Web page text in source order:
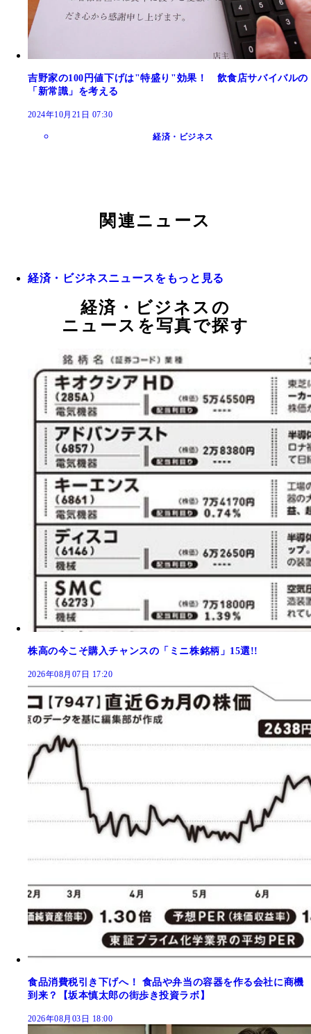
吉野家の100円値下げは"特盛り"効果！ 飲食店サバイバルの
「新常識」を考える
2024年10月21日 07:30
経済・ビジネス
関連ニュース
経済・ビジネスニュースをもっと見る
経済・ビジネスの
ニュースを写真で探す
株高の今こそ購入チャンスの「ミニ株銘柄」15選!!
2026年08月07日 17:20
食品消費税引き下げへ！ 食品や弁当の容器を作る会社に商機
到来？【坂本慎太郎の街歩き投資ラボ】
2026年08月03日 18:00